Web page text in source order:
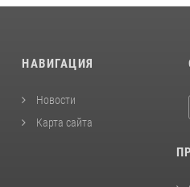
НАВИГАЦИЯ
Новости
Карта сайта